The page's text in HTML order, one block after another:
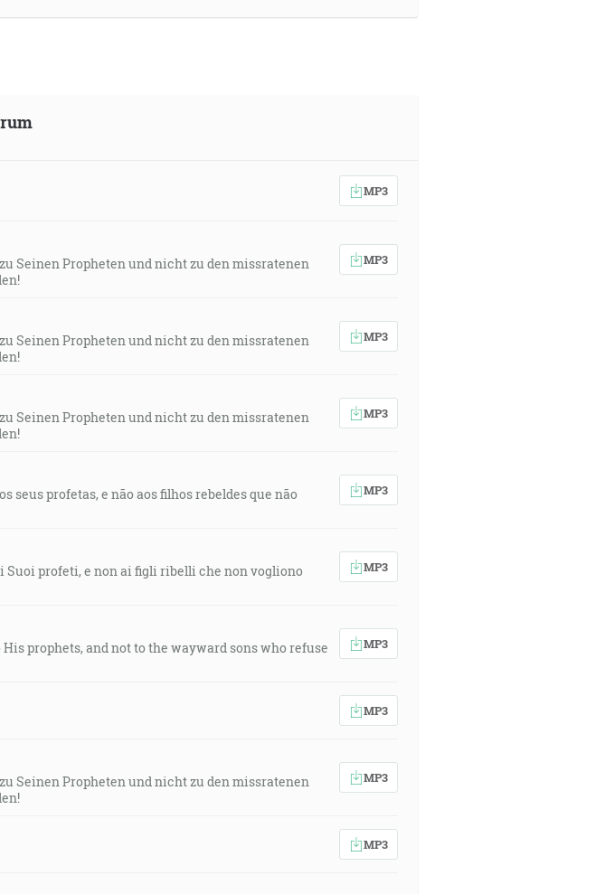
MP3
Seinen Propheten und nicht zu den missratenen
MP3
Seinen Propheten und nicht zu den missratenen
MP3
Seinen Propheten und nicht zu den missratenen
MP3
seus profetas, e não aos filhos rebeldes que não
MP3
Suoi profeti, e non ai figli ribelli che non vogliono
MP3
His prophets, and not to the wayward sons who refuse
MP3
MP3
Seinen Propheten und nicht zu den missratenen
MP3
MP3